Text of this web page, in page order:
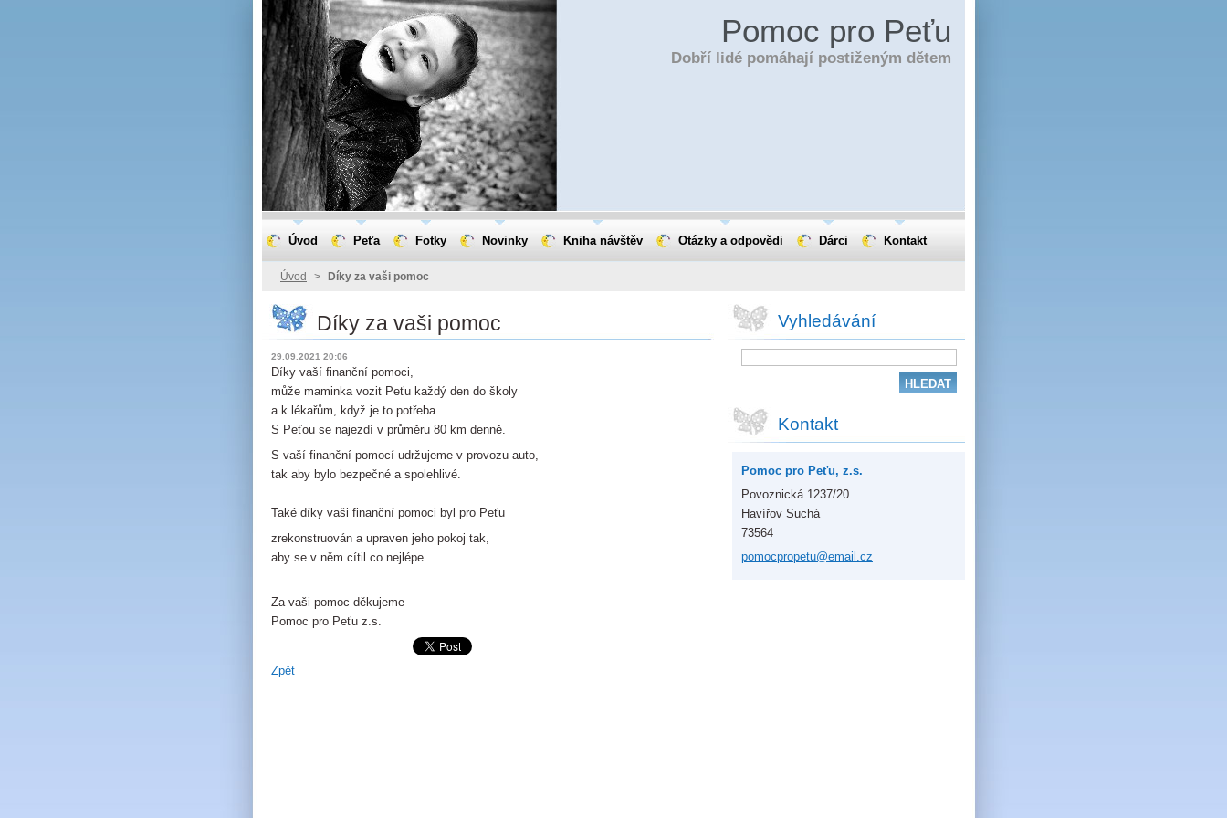
Pomoc pro Peťu
Dobří lidé pomáhají postiženým dětem
Úvod > Díky za vaši pomoc
Díky za vaši pomoc
29.09.2021 20:06
Díky vaší finanční pomoci,
může maminka vozit Peťu každý den do školy
a k lékařům, když je to potřeba.
S Peťou se najezdí v průměru 80 km denně.
S vaší finanční pomocí udržujeme v provozu auto,
tak aby bylo bezpečné a spolehlivé.
Také díky vaši finanční pomoci byl pro Peťu
zrekonstruován a upraven jeho pokoj tak,
aby se v něm cítil co nejlépe.
Za vaši pomoc děkujeme
Pomoc pro Peťu z.s.
Zpět
Vyhledávání
Kontakt
Pomoc pro Peťu, z.s.
Povoznická 1237/20
Havířov Suchá
73564
pomocpropetu@email.cz
Úvod Peťa Fotky Novinky Kniha návštěv Otázky a odpovědi Dárci Kontakt